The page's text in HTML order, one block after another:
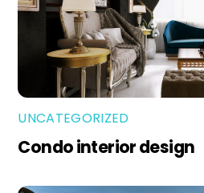
UNCATEGORIZED
Condo interior design